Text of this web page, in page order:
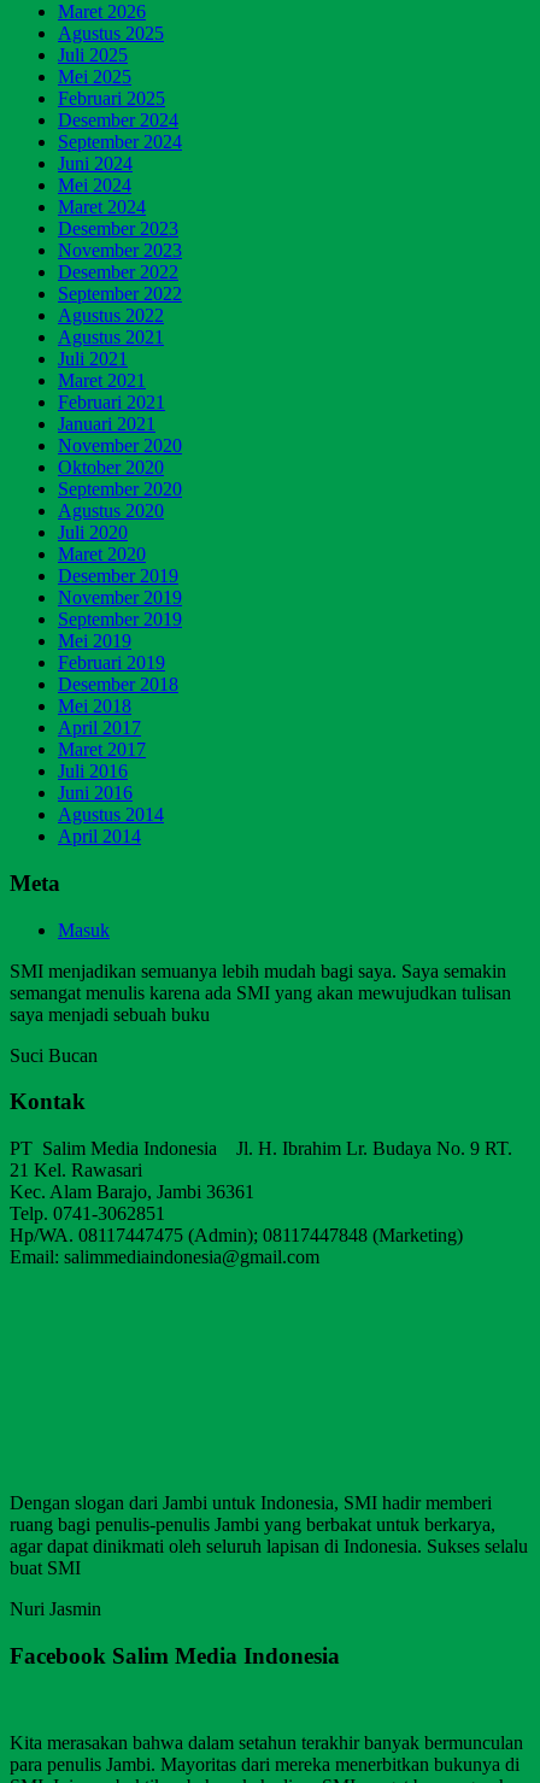
Maret 2026
Agustus 2025
Juli 2025
Mei 2025
Februari 2025
Desember 2024
September 2024
Juni 2024
Mei 2024
Maret 2024
Desember 2023
November 2023
Desember 2022
September 2022
Agustus 2022
Agustus 2021
Juli 2021
Maret 2021
Februari 2021
Januari 2021
November 2020
Oktober 2020
September 2020
Agustus 2020
Juli 2020
Maret 2020
Desember 2019
November 2019
September 2019
Mei 2019
Februari 2019
Desember 2018
Mei 2018
April 2017
Maret 2017
Juli 2016
Juni 2016
Agustus 2014
April 2014
Meta
Masuk
SMI menjadikan semuanya lebih mudah bagi saya. Saya semakin
semangat menulis karena ada SMI yang akan mewujudkan tulisan
saya menjadi sebuah buku
Suci Bucan
Kontak
PT Salim Media Indonesia Jl. H. Ibrahim Lr. Budaya No. 9 RT.
21 Kel. Rawasari
Kec. Alam Barajo, Jambi 36361
Telp. 0741-3062851
Hp/WA. 08117447475 (Admin); 08117447848 (Marketing)
Email: salimmediaindonesia@gmail.com
Dengan slogan dari Jambi untuk Indonesia, SMI hadir memberi
ruang bagi penulis-penulis Jambi yang berbakat untuk berkarya,
agar dapat dinikmati oleh seluruh lapisan di Indonesia. Sukses selalu
buat SMI
Nuri Jasmin
Facebook Salim Media Indonesia
Kita merasakan bahwa dalam setahun terakhir banyak bermunculan
para penulis Jambi. Mayoritas dari mereka menerbitkan bukunya di